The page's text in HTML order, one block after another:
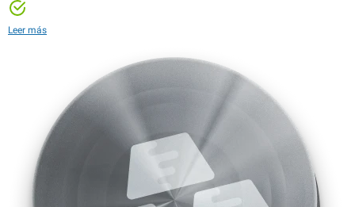
Leer más
Más de 12,000 instrumentos
Spreads ajustados